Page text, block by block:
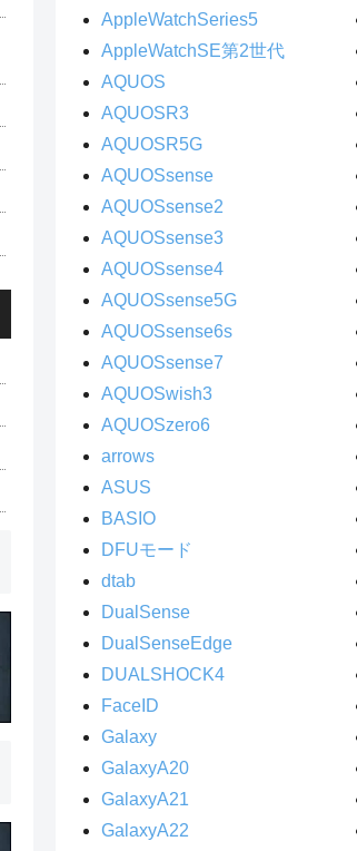
AppleWatchSeries5
AppleWatchSE第2世代
AQUOS
AQUOSR3
AQUOSR5G
AQUOSsense
AQUOSsense2
AQUOSsense3
AQUOSsense4
AQUOSsense5G
AQUOSsense6s
AQUOSsense7
AQUOSwish3
AQUOSzero6
arrows
ASUS
BASIO
DFUモード
dtab
DualSense
DualSenseEdge
DUALSHOCK4
FaceID
Galaxy
GalaxyA20
GalaxyA21
GalaxyA22